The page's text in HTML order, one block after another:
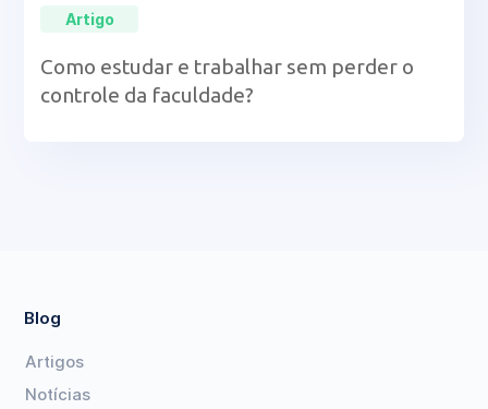
Artigo
Como estudar e trabalhar sem perder o
controle da faculdade?
Blog
Artigos
Notícias